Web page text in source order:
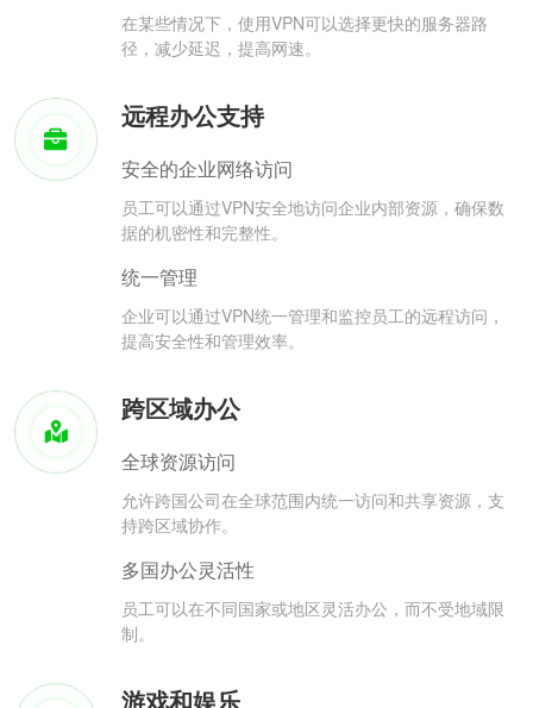
在某些情况下，使用VPN可以选择更快的服务器路
径，减少延迟，提高网速。
远程办公支持
安全的企业网络访问
员工可以通过VPN安全地访问企业内部资源，确保数
据的机密性和完整性。
统一管理
企业可以通过VPN统一管理和监控员工的远程访问，
提高安全性和管理效率。
跨区域办公
全球资源访问
允许跨国公司在全球范围内统一访问和共享资源，支
持跨区域协作。
多国办公灵活性
员工可以在不同国家或地区灵活办公，而不受地域限
制。
游戏和娱乐